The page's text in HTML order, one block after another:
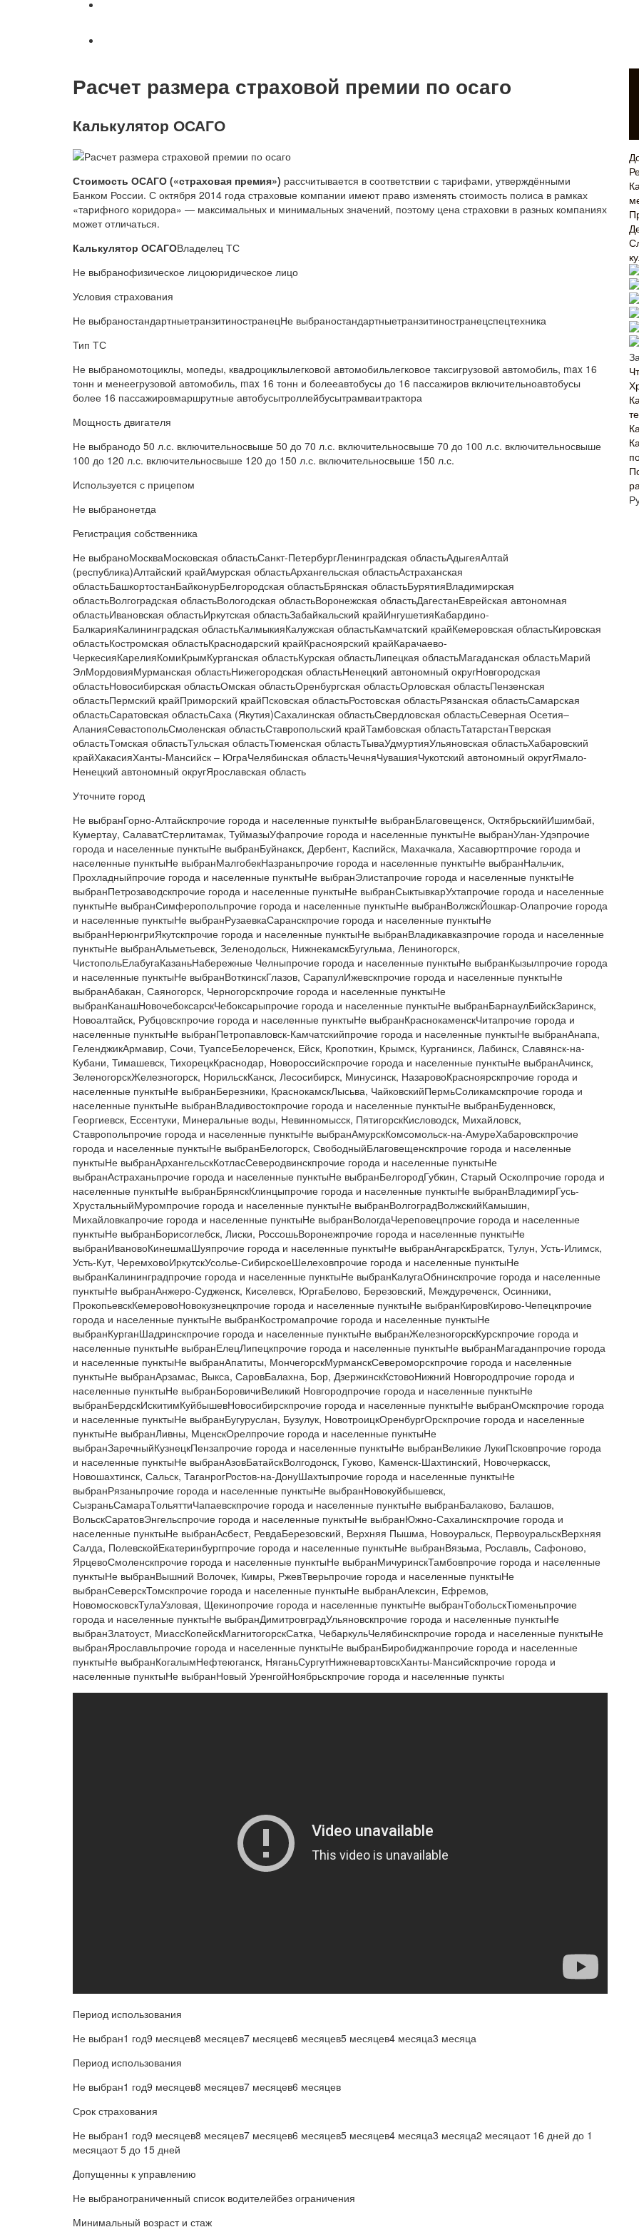
Расчет размера страховой премии по осаго
Калькулятор ОСАГО
Стоимость ОСАГО («страховая премия») рассчитывается в соответствии с тарифами, утверждёнными
Банком России. С октября 2014 года страховые компании имеют право изменять стоимость полиса в рамках
«тарифного коридора» — максимальных и минимальных значений, поэтому цена страховки в разных компаниях
может отличаться.
Калькулятор ОСАГОВладелец ТС
Не выбранофизическое лицоюридическое лицо
Условия страхования
Не выбраностандартныетранзитиностранецНе выбраностандартныетранзитиностранецспецтехника
Тип ТС
Не выбраномотоциклы, мопеды, квадроциклылегковой автомобильлегковое таксигрузовой автомобиль, max 16
тонн и менеегрузовой автомобиль, max 16 тонн и болееавтобусы до 16 пассажиров включительноавтобусы
более 16 пассажировмаршрутные автобусытроллейбусытрамваитрактора
Мощность двигателя
Не выбранодо 50 л.с. включительносвыше 50 до 70 л.с. включительносвыше 70 до 100 л.с. включительносвыше
100 до 120 л.с. включительносвыше 120 до 150 л.с. включительносвыше 150 л.с.
Используется с прицепом
Не выбранонетда
Регистрация собственника
Не выбраноМоскваМосковская областьСанкт-ПетербургЛенинградская областьАдыгеяАлтай
(республика)Алтайский крайАмурская областьАрхангельская областьАстраханская
областьБашкортостанБайконурБелгородская областьБрянская областьБурятияВладимирская
областьВолгоградская областьВологодская областьВоронежская областьДагестанЕврейская автономная
областьИвановская областьИркутская областьЗабайкальский крайИнгушетияКабардино-
БалкарияКалининградская областьКалмыкияКалужская областьКамчатский крайКемеровская областьКировская
областьКостромская областьКраснодарский крайКрасноярский крайКарачаево-
ЧеркесияКарелияКомиКрымКурганская областьКурская областьЛипецкая областьМагаданская областьМарий
ЭлМордовияМурманская областьНижегородская областьНенецкий автономный округНовгородская
областьНовосибирская областьОмская областьОренбургская областьОрловская областьПензенская
областьПермский крайПриморский крайПсковская областьРостовская областьРязанская областьСамарская
областьСаратовская областьСаха (Якутия)Сахалинская областьСвердловская областьСеверная Осетия–
АланияСевастопольСмоленская областьСтавропольский крайТамбовская областьТатарстанТверская
областьТомская областьТульская областьТюменская областьТываУдмуртияУльяновская областьХабаровский
крайХакасияХанты-Мансийск – ЮграЧелябинская областьЧечняЧувашияЧукотский автономный округЯмало-
Ненецкий автономный округЯрославская область
Уточните город
Не выбранГорно-Алтайскпрочие города и населенные пунктыНе выбранБлаговещенск, ОктябрьскийИшимбай,
Кумертау, СалаватСтерлитамак, ТуймазыУфапрочие города и населенные пунктыНе выбранУлан-Удэпрочие
города и населенные пунктыНе выбранБуйнакск, Дербент, Каспийск, Махачкала, Хасавюртпрочие города и
населенные пунктыНе выбранМалгобекНазраньпрочие города и населенные пунктыНе выбранНальчик,
Прохладныйпрочие города и населенные пунктыНе выбранЭлистапрочие города и населенные пунктыНе
выбранПетрозаводскпрочие города и населенные пунктыНе выбранСыктывкарУхтапрочие города и населенные
пунктыНе выбранСимферопольпрочие города и населенные пунктыНе выбранВолжскЙошкар-Олапрочие города
и населенные пунктыНе выбранРузаевкаСаранскпрочие города и населенные пунктыНе
выбранНерюнгриЯкутскпрочие города и населенные пунктыНе выбранВладикавказпрочие города и населенные
пунктыНе выбранАльметьевск, Зеленодольск, НижнекамскБугульма, Лениногорск,
ЧистопольЕлабугаКазаньНабережные Челныпрочие города и населенные пунктыНе выбранКызылпрочие города
и населенные пунктыНе выбранВоткинскГлазов, СарапулИжевскпрочие города и населенные пунктыНе
выбранАбакан, Саяногорск, Черногорскпрочие города и населенные пунктыНе
выбранКанашНовочебоксарскЧебоксарыпрочие города и населенные пунктыНе выбранБарнаулБийскЗаринск,
Новоалтайск, Рубцовскпрочие города и населенные пунктыНе выбранКраснокаменскЧитапрочие города и
населенные пунктыНе выбранПетропавловск-Камчатскийпрочие города и населенные пунктыНе выбранАнапа,
ГеленджикАрмавир, Сочи, ТуапсеБелореченск, Ейск, Кропоткин, Крымск, Курганинск, Лабинск, Славянск-на-
Кубани, Тимашевск, ТихорецкКраснодар, Новороссийскпрочие города и населенные пунктыНе выбранАчинск,
ЗеленогорскЖелезногорск, НорильскКанск, Лесосибирск, Минусинск, НазаровоКрасноярскпрочие города и
населенные пунктыНе выбранБерезники, КраснокамскЛысьва, ЧайковскийПермьСоликамскпрочие города и
населенные пунктыНе выбранВладивостокпрочие города и населенные пунктыНе выбранБуденновск,
Георгиевск, Ессентуки, Минеральные воды, Невинномысск, ПятигорскКисловодск, Михайловск,
Ставропольпрочие города и населенные пунктыНе выбранАмурскКомсомольск-на-АмуреХабаровскпрочие
города и населенные пунктыНе выбранБелогорск, СвободныйБлаговещенскпрочие города и населенные
пунктыНе выбранАрхангельскКотласСеверодвинскпрочие города и населенные пунктыНе
выбранАстраханьпрочие города и населенные пунктыНе выбранБелгородГубкин, Старый Осколпрочие города и
населенные пунктыНе выбранБрянскКлинцыпрочие города и населенные пунктыНе выбранВладимирГусь-
ХрустальныйМуромпрочие города и населенные пунктыНе выбранВолгоградВолжскийКамышин,
Михайловкапрочие города и населенные пунктыНе выбранВологдаЧереповецпрочие города и населенные
пунктыНе выбранБорисоглебск, Лиски, РоссошьВоронежпрочие города и населенные пунктыНе
выбранИвановоКинешмаШуяпрочие города и населенные пунктыНе выбранАнгарскБратск, Тулун, Усть-Илимск,
Усть-Кут, ЧеремховоИркутскУсолье-СибирскоеШелеховпрочие города и населенные пунктыНе
выбранКалининградпрочие города и населенные пунктыНе выбранКалугаОбнинскпрочие города и населенные
пунктыНе выбранАнжеро-Судженск, Киселевск, ЮргаБелово, Березовский, Междуреченск, Осинники,
ПрокопьевскКемеровоНовокузнецкпрочие города и населенные пунктыНе выбранКировКирово-Чепецкпрочие
города и населенные пунктыНе выбранКостромапрочие города и населенные пунктыНе
выбранКурганШадринскпрочие города и населенные пунктыНе выбранЖелезногорскКурскпрочие города и
населенные пунктыНе выбранЕлецЛипецкпрочие города и населенные пунктыНе выбранМагаданпрочие города
и населенные пунктыНе выбранАпатиты, МончегорскМурманскСевероморскпрочие города и населенные
пунктыНе выбранАрзамас, Выкса, СаровБалахна, Бор, ДзержинскКстовоНижний Новгородпрочие города и
населенные пунктыНе выбранБоровичиВеликий Новгородпрочие города и населенные пунктыНе
выбранБердскИскитимКуйбышевНовосибирскпрочие города и населенные пунктыНе выбранОмскпрочие города
и населенные пунктыНе выбранБугуруслан, Бузулук, НовотроицкОренбургОрскпрочие города и населенные
пунктыНе выбранЛивны, МценскОрелпрочие города и населенные пунктыНе
выбранЗаречныйКузнецкПензапрочие города и населенные пунктыНе выбранВеликие ЛукиПсковпрочие города
и населенные пунктыНе выбранАзовБатайскВолгодонск, Гуково, Каменск-Шахтинский, Новочеркасск,
Новошахтинск, Сальск, ТаганрогРостов-на-ДонуШахтыпрочие города и населенные пунктыНе
выбранРязаньпрочие города и населенные пунктыНе выбранНовокуйбышевск,
СызраньСамараТольяттиЧапаевскпрочие города и населенные пунктыНе выбранБалаково, Балашов,
ВольскСаратовЭнгельспрочие города и населенные пунктыНе выбранЮжно-Сахалинскпрочие города и
населенные пунктыНе выбранАсбест, РевдаБерезовский, Верхняя Пышма, Новоуральск, ПервоуральскВерхняя
Салда, ПолевскойЕкатеринбургпрочие города и населенные пунктыНе выбранВязьма, Рославль, Сафоново,
ЯрцевоСмоленскпрочие города и населенные пунктыНе выбранМичуринскТамбовпрочие города и населенные
пунктыНе выбранВышний Волочек, Кимры, РжевТверьпрочие города и населенные пунктыНе
выбранСеверскТомскпрочие города и населенные пунктыНе выбранАлексин, Ефремов,
НовомосковскТулаУзловая, Щекинопрочие города и населенные пунктыНе выбранТобольскТюменьпрочие
города и населенные пунктыНе выбранДимитровградУльяновскпрочие города и населенные пунктыНе
выбранЗлатоуст, МиассКопейскМагнитогорскСатка, ЧебаркульЧелябинскпрочие города и населенные пунктыНе
выбранЯрославльпрочие города и населенные пунктыНе выбранБиробиджанпрочие города и населенные
пунктыНе выбранКогалымНефтеюганск, НяганьСургутНижневартовскХанты-Мансийскпрочие города и
населенные пунктыНе выбранНовый УренгойНоябрьскпрочие города и населенные пункты
Период использования
Не выбран1 год9 месяцев8 месяцев7 месяцев6 месяцев5 месяцев4 месяца3 месяца
Период использования
Не выбран1 год9 месяцев8 месяцев7 месяцев6 месяцев
Срок страхования
Не выбран1 год9 месяцев8 месяцев7 месяцев6 месяцев5 месяцев4 месяца3 месяца2 месяцаот 16 дней до 1
месяцаот 5 до 15 дней
Допущенны к управлению
Не выбранограниченный список водителейбез ограничения
Минимальный возраст и стаж